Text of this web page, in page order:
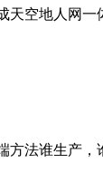
空地人网
法谁生产